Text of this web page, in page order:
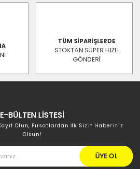
TÜM SİPARİŞLERDE
STOKTAN SÜPER HIZLI
GÖNDERİ
E-BÜLTEN LİSTESİ
Olun, Fırsatlardan İlk Sizin Haberiniz
Olsun!
ÜYE OL